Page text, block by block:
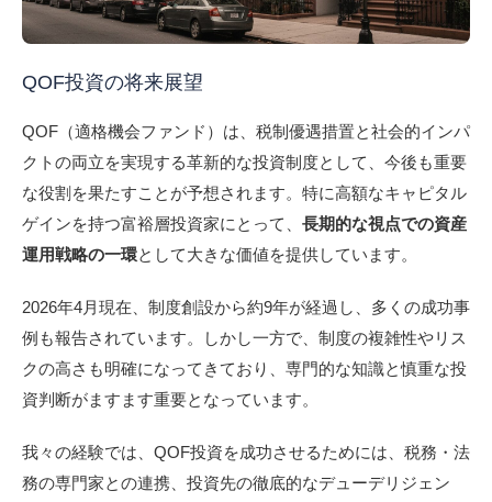
QOF投資の将来展望
QOF（適格機会ファンド）は、税制優遇措置と社会的インパ
クトの両立を実現する革新的な投資制度として、今後も重要
な役割を果たすことが予想されます。特に高額なキャピタル
ゲインを持つ富裕層投資家にとって、 長期的な視点での資産
運用戦略の一環として大きな価値を提供しています。
2026年4月現在、制度創設から約9年が経過し、多くの成功事
例も報告されています。しかし一方で、制度の複雑性やリス
クの高さも明確になってきており、専門的な知識と慎重な投
資判断がますます重要となっています。
我々の経験では、QOF投資を成功させるためには、税務・法
務の専門家との連携、投資先の徹底的なデューデリジェン